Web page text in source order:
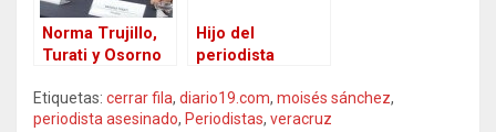
gobierno de
Javier Duarte
Norma Trujillo,
Turati y Osorno
a @EPN por
asesinatos de
Hijo del
periodista
cuestiona el
paradero de
Etiquetas: cerrar fila, diario19.com, moisés sánchez,
periodista asesinado, Periodistas, veracruz